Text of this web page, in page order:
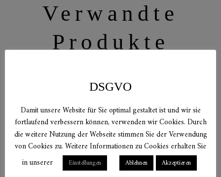
Verwandte
Produkte
DSGVO
Damit unsere Website für Sie optimal gestaltet ist und wir sie
fortlaufend verbessern können, verwenden wir Cookies. Durch
die weitere Nutzung der Webseite stimmen Sie der Verwendung
von Cookies zu. Weitere Informationen zu Cookies erhalten Sie
in unserer
Einstellungen Ablehnen Akzeptieren